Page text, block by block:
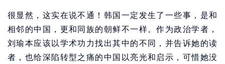
很显然，这实在说不通！韩国一定发生了一些事，是和
相邻的中国，更和同族的朝鲜不一样。作为政治学者，
刘瑜本应该以学术功力找出其中的不同，并告诉她的读
者，也给深陷转型之痛的中国以亮光和启示，可惜她没